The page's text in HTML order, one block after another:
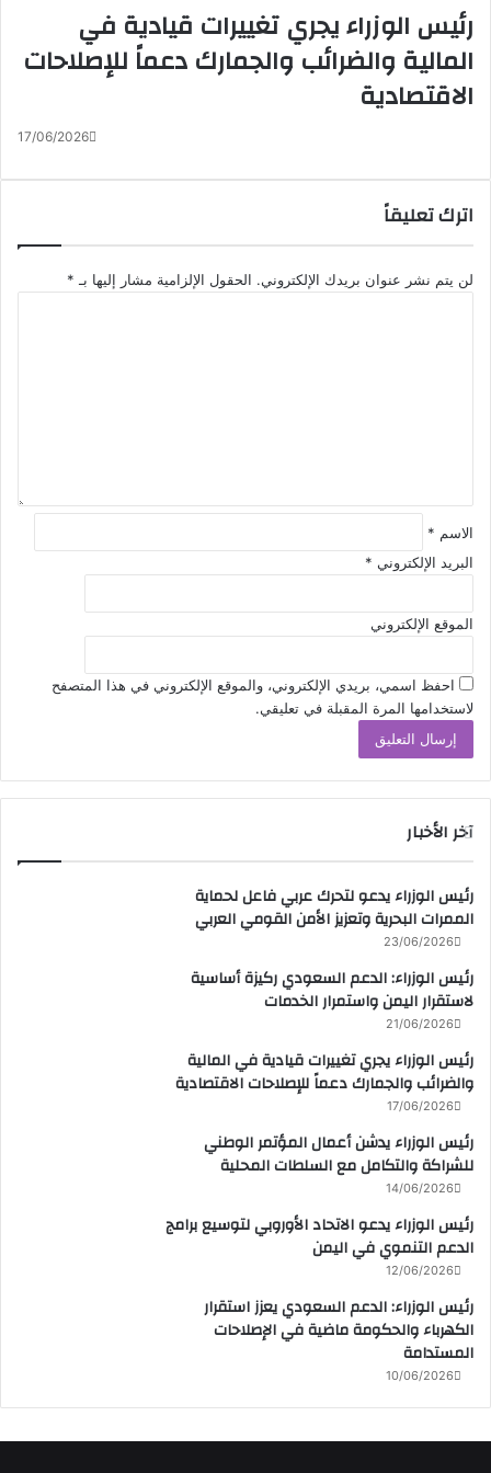
رئيس الوزراء يجري تغييرات قيادية في
المالية والضرائب والجمارك دعماً للإصلاحات
الاقتصادية
17/06/2026
اترك تعليقاً
لن يتم نشر عنوان بريدك الإلكتروني. الحقول الإلزامية مشار إليها بـ *
الاسم *
البريد الإلكتروني *
الموقع الإلكتروني
احفظ اسمي، بريدي الإلكتروني، والموقع الإلكتروني في هذا المتصفح
لاستخدامها المرة المقبلة في تعليقي.
آخر الأخبار
رئيس الوزراء يدعو لتحرك عربي فاعل لحماية
الممرات البحرية وتعزيز الأمن القومي العربي
23/06/2026
رئيس الوزراء: الدعم السعودي ركيزة أساسية
لاستقرار اليمن واستمرار الخدمات
21/06/2026
رئيس الوزراء يجري تغييرات قيادية في المالية
والضرائب والجمارك دعماً للإصلاحات الاقتصادية
17/06/2026
رئيس الوزراء يدشن أعمال المؤتمر الوطني
للشراكة والتكامل مع السلطات المحلية
14/06/2026
رئيس الوزراء يدعو الاتحاد الأوروبي لتوسيع برامج
الدعم التنموي في اليمن
12/06/2026
رئيس الوزراء: الدعم السعودي يعزز استقرار
الكهرباء والحكومة ماضية في الإصلاحات
المستدامة
10/06/2026